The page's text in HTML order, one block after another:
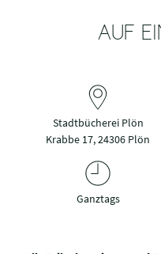
AUF
Stadtbücherei Plön
Krabbe 17, 24306 Plön
Ganztags